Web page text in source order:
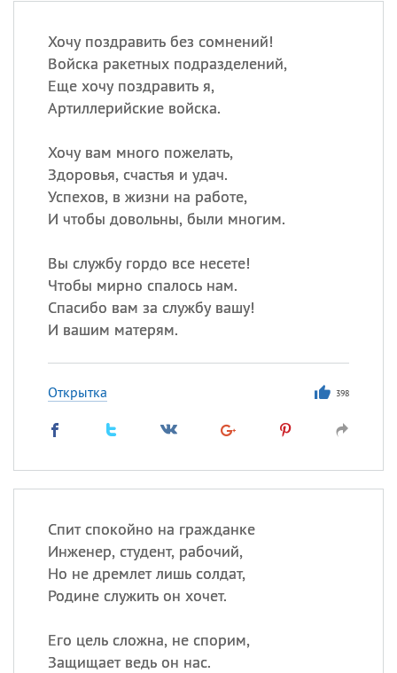
Хочу поздравить без сомнений!
Войска ракетных подразделений,
Еще хочу поздравить я,
Артиллерийские войска.
Хочу вам много пожелать,
Здоровья, счастья и удач.
Успехов, в жизни на работе,
И чтобы довольны, были многим.
Вы службу гордо все несете!
Чтобы мирно спалось нам.
Спасибо вам за службу вашу!
И вашим матерям.
Открытка 398
Спит спокойно на гражданке
Инженер, студент, рабочий,
Но не дремлет лишь солдат,
Родине служить он хочет.
Его цель сложна, не спорим,
Защищает ведь он нас.